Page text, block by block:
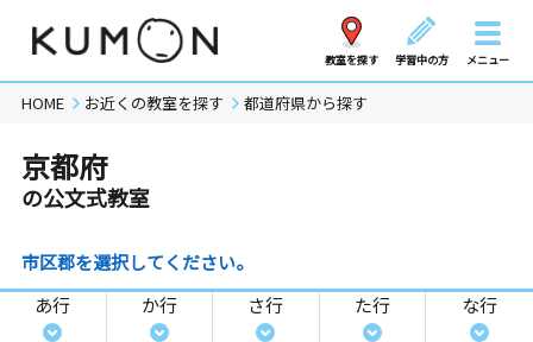
教室を探す 学習中の方 メニュー
HOME お近くの教室を探す 都道府県から探す
京都府
の公文式教室
市区郡を選択してください。
あ行
か行 さ行 た行 な行